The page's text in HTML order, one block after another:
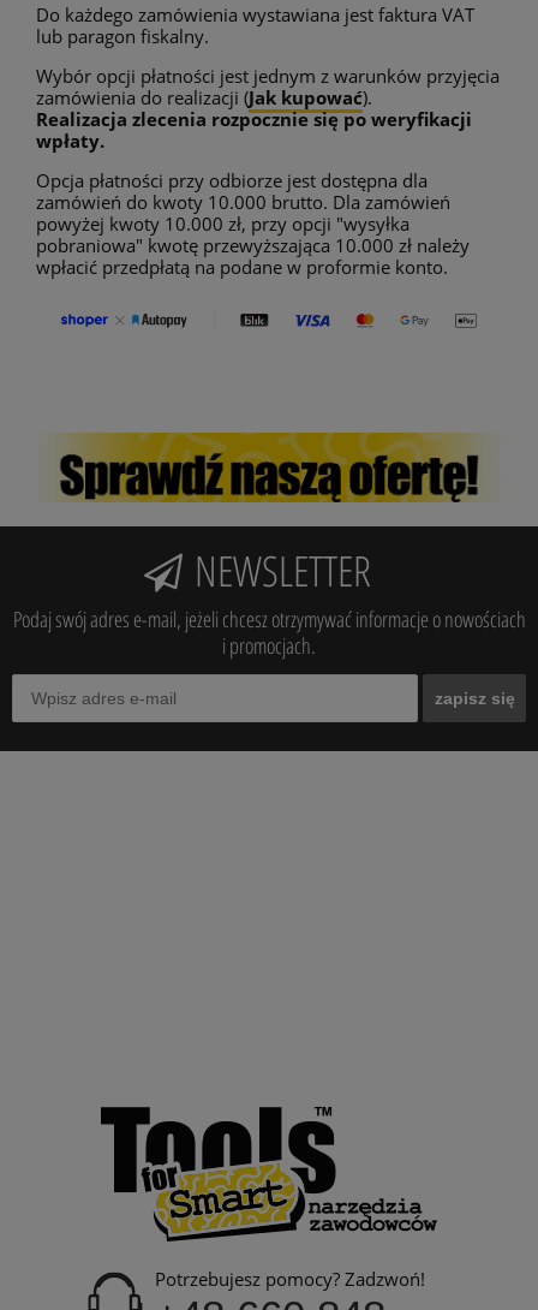
Do każdego zamówienia wystawiana jest faktura VAT
lub paragon fiskalny.
Wybór opcji płatności jest jednym z warunków przyjęcia
zamówienia do realizacji (Jak kupować).
Realizacja zlecenia rozpocznie się po weryfikacji
wpłaty.
Opcja płatności przy odbiorze jest dostępna dla
zamówień do kwoty 10.000 brutto. Dla zamówień
powyżej kwoty 10.000 zł, przy opcji "wysyłka
pobraniowa" kwotę przewyższająca 10.000 zł należy
wpłacić przedpłatą na podane w proformie konto.
NEWSLETTER
Podaj swój adres e-mail, jeżeli chcesz otrzymywać informacje o nowościach
i promocjach.
zapisz się
Potrzebujesz pomocy? Zadzwoń!